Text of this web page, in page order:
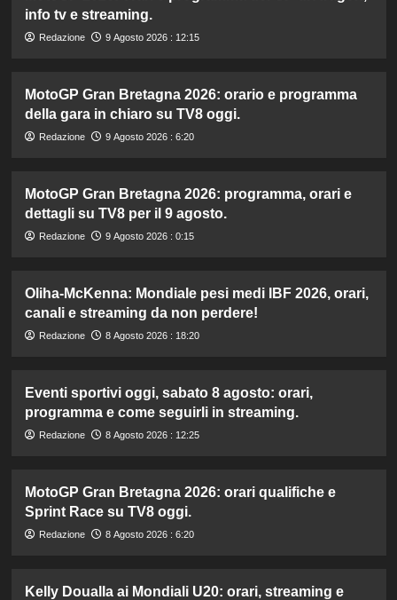
info tv e streaming.
Redazione 9 Agosto 2026 : 12:15
MotoGP Gran Bretagna 2026: orario e programma
della gara in chiaro su TV8 oggi.
Redazione 9 Agosto 2026 : 6:20
MotoGP Gran Bretagna 2026: programma, orari e
dettagli su TV8 per il 9 agosto.
Redazione 9 Agosto 2026 : 0:15
Oliha-McKenna: Mondiale pesi medi IBF 2026, orari,
canali e streaming da non perdere!
Redazione 8 Agosto 2026 : 18:20
Eventi sportivi oggi, sabato 8 agosto: orari,
programma e come seguirli in streaming.
Redazione 8 Agosto 2026 : 12:25
MotoGP Gran Bretagna 2026: orari qualifiche e
Sprint Race su TV8 oggi.
Redazione 8 Agosto 2026 : 6:20
Kelly Doualla ai Mondiali U20: orari, streaming e